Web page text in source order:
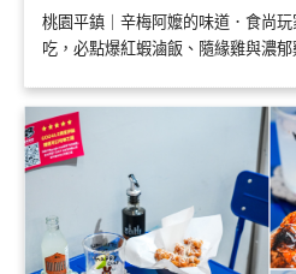
桃園平鎮｜辛梅阿嬤的味道．食尚
吃，必點爆紅蝦滷飯、隨緣雞與濃